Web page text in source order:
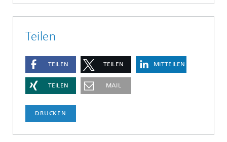
Teilen
TEILEN TEILEN MITTEILEN
TEILEN MAIL
DRUCKEN